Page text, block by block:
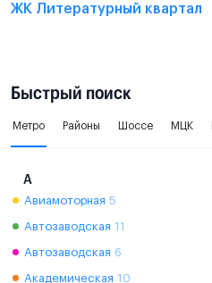
ЖК Литературный квартал
Быстрый поиск
Метро Районы Шоссе МЦК
А
Авиамоторная 5
Автозаводская 11
Автозаводская 6
Академическая 10